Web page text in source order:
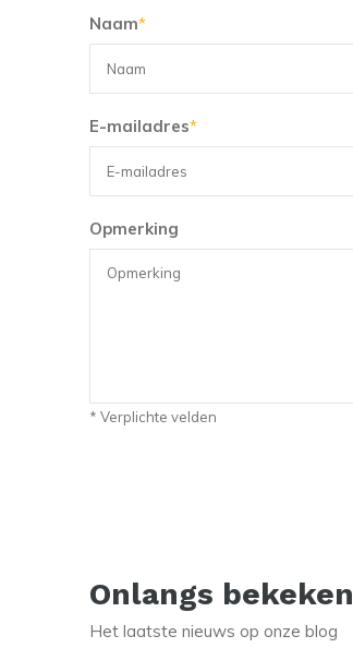
Naam*
E-mailadres*
Opmerking
* Verplichte velden
Onlangs bekeken
Het laatste nieuws op onze blog